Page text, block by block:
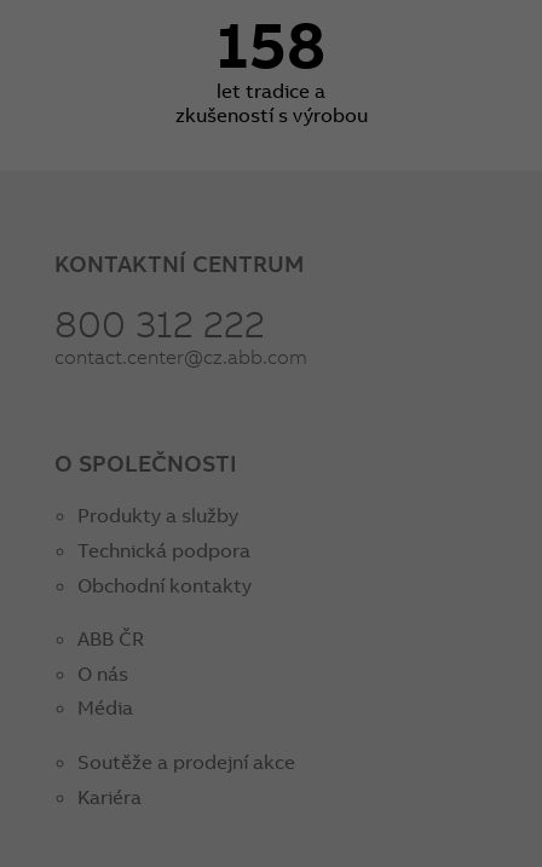
158
let tradice a
zkušeností s výrobou
KONTAKTNÍ CENTRUM
800 312 222
contact.center@cz.abb.com
O SPOLEČNOSTI
Produkty a služby
Technická podpora
Obchodní kontakty
ABB ČR
O nás
Média
Soutěže a prodejní akce
Kariéra